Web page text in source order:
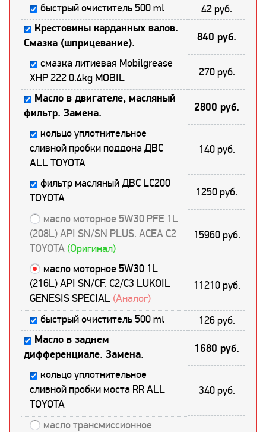
быстрый очиститель 500 ml 42 руб.
Крестовины карданных валов.
Смазка (шприцевание).
840 руб.
смазка литиевая Mobilgrease
XHP 222 0.4kg MOBIL
270 руб.
Масло в двигателе, масляный
фильтр. Замена.
2800 руб.
кольцо уплотнительное
сливной пробки поддона ДВС
ALL TOYOTA
140 руб.
фильтр масляный ДВС LC200
TOYOTA
1250 руб.
масло моторное 5W30 PFE 1L
(208L) API SN/SN PLUS. ACEA C2
TOYOTA (Оригинал)
15960 руб.
масло моторное 5W30 1L
(216L) API SN/CF. C2/С3 LUKOIL
GENESIS SPECIAL (Аналог)
11210 руб.
быстрый очиститель 500 ml 126 руб.
Масло в заднем
дифференциале. Замена.
1680 руб.
кольцо уплотнительное
сливной пробки моста RR ALL
TOYOTA
340 руб.
масло трансмиссионное